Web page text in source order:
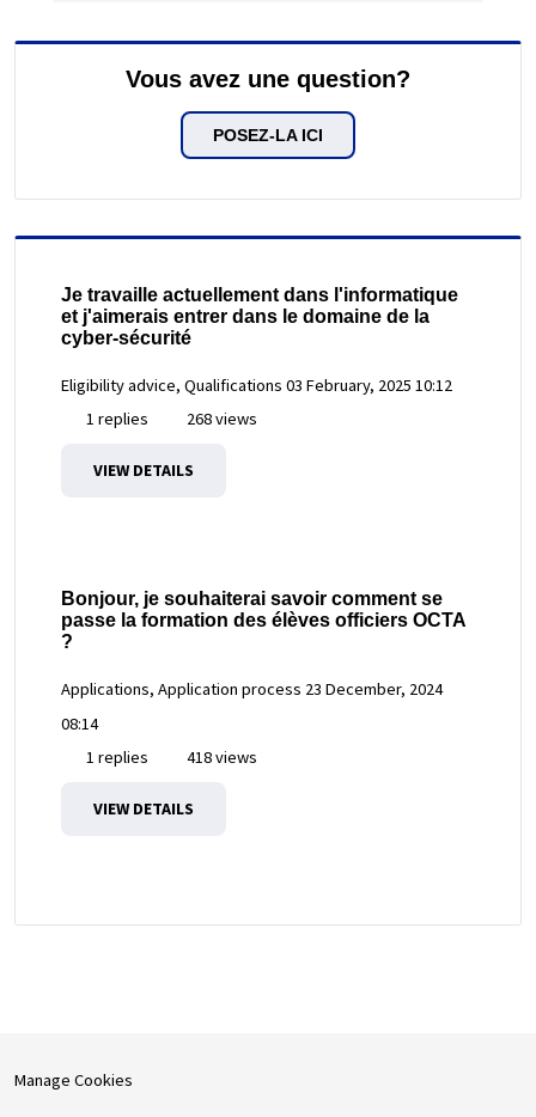
Vous avez une question?
POSEZ-LA ICI
Je travaille actuellement dans l'informatique
et j'aimerais entrer dans le domaine de la
cyber-sécurité
Eligibility advice, Qualifications 03 February, 2025 10:12
1 replies
268 views
VIEW DETAILS
Bonjour, je souhaiterai savoir comment se
passe la formation des élèves officiers OCTA
?
Applications, Application process 23 December, 2024
08:14
1 replies
418 views
VIEW DETAILS
Manage Cookies